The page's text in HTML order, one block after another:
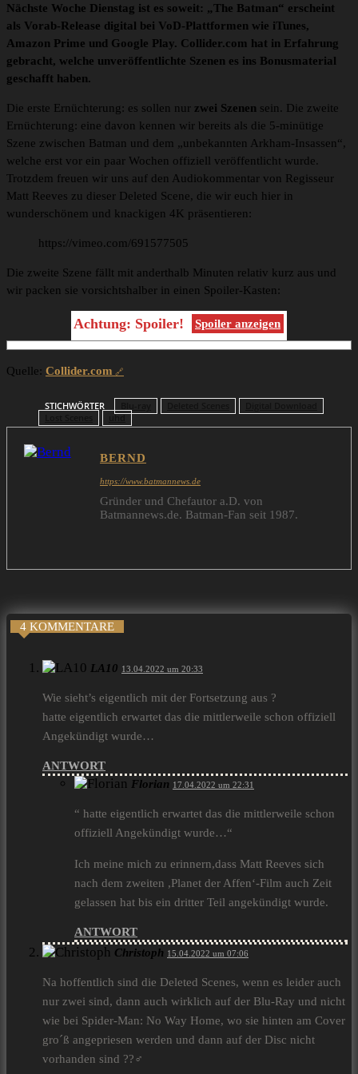
Nächste Woche Dienstag ist es soweit: „The Batman“ erscheint
als Vorab-Release digital bei VoD-Plattformen wie iTunes,
Amazon Prime und Google Play. Collider.com hat in Erfahrung
gebracht, welche unveröffentlichte Szenen es ins Bonusmaterial
geschafft haben.
Die erste Ernüchterung: es sollen nur zwei Szenen sein. Die zweite
Ernüchterung: eine davon kennen wir bereits als die 5-minütige
Szene zwischen Batman und dem „unbekannten Arkham-Insassen“,
welche erst vor ein paar Wochen offiziell veröffentlicht wurde.
Trotzdem freuen wir uns auf den Audiokommentar von Regisseur
Matt Reeves zu dieser Deleted Scene, die wir euch hier in
wunderschönem und knackigen 4K präsentieren:
https://vimeo.com/691577505
Die zweite Szene fällt mit anderthalb Minuten relativ kurz aus und
wir packen sie vorsichtshalber in einen Spoiler-Kasten:
Achtung: Spoiler! Spoiler anzeigen
Quelle: Collider.com
STICHWÖRTER
uhd
BERND
https://www.batmannews.de
Gründer und Chefautor a.D. von
Batmannews.de. Batman-Fan seit 1987.
4 KOMMENTARE
LA10 13.04.2022 um 20:33
Wie sieht’s eigentlich mit der Fortsetzung aus ?
hatte eigentlich erwartet das die mittlerweile schon offiziell
Angekündigt wurde…
ANTWORT
Florian 17.04.2022 um 22:31
“ hatte eigentlich erwartet das die mittlerweile schon
offiziell Angekündigt wurde…“
Ich meine mich zu erinnern,dass Matt Reeves sich
nach dem zweiten ,Planet der Affen‘-Film auch Zeit
gelassen hat bis ein dritter Teil angekündigt wurde.
ANTWORT
Christoph 15.04.2022 um 07:06
Na hoffentlich sind die Deleted Scenes, wenn es leider auch
nur zwei sind, dann auch wirklich auf der Blu-Ray und nicht
wie bei Spider-Man: No Way Home, wo sie hinten am Cover
gro´ß angepriesen werden und dann auf der Disc nicht
vorhanden sind ??‍♂️